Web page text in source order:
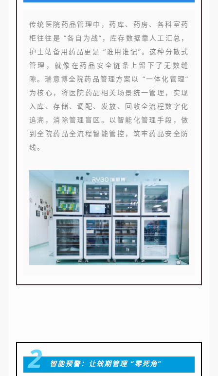
传统医院药品管理中，药库、药房、各科室药
柜往往是 “各自为战”，库存数据靠人工汇总，
护士站备用药品更是 “谁用谁记”。这种分散式
管理，就像在药品安全链条上留下了无数缝
隙。瑞意博全院药品管理方案以 “一体化管理”
为核心，将医院药品相关场景统一管理，实现
入库、存储、调配、发放、回收全流程数字化
追溯，消除管理盲区。以智能化管理手段，做
到全院药品全流程智能管控，筑牢药品安全防
线。
2 智能预警：让效期管理 “零死角”